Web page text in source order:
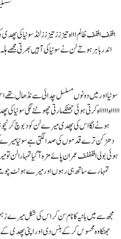
اففف اففف ظالم اااه تیززز تیززز لنڈ سونیا
اندر باہر ہوتے لن نے سونیا کی آہیں بھرتی
سونیا اور میں دونوں مسلسل چدائی سے نڈھال تھے
اااااه اااااه کرتی ہوئی جھٹکے مارتی چھوٹنے لگی
ہونے لگا اس کی پھدی میرے لن کو دبوچ کر نچوڑ
دھڑکن ترے قدموں کی صدا لگتی ہے سونیا میرے
ہوئی بولی اففففف عمران پائے مزہ آگیا تمہارا
تمہارے ساتھ ہی رہوں اور میرے ہونٹ چومنے
مجھ سے میں ہانیہ کا نام سن کر اس کی شکل میرے
جھٹکا وہ محسوس کر کے ہنس دی اور اپنی پھدی